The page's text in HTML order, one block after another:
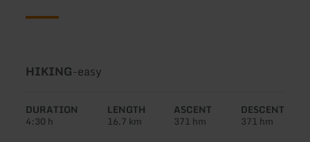
Type
tour:
HIKING-Difficulty:
easy
DURATION
4:30 h
LENGTH
16.7 km
ASCENT
371 hm
DESCENT
371 hm